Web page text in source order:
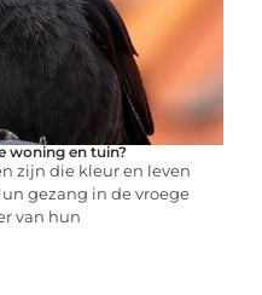
woning en tuin?
zijn die kleur en leven
gezang in de vroege
van hun